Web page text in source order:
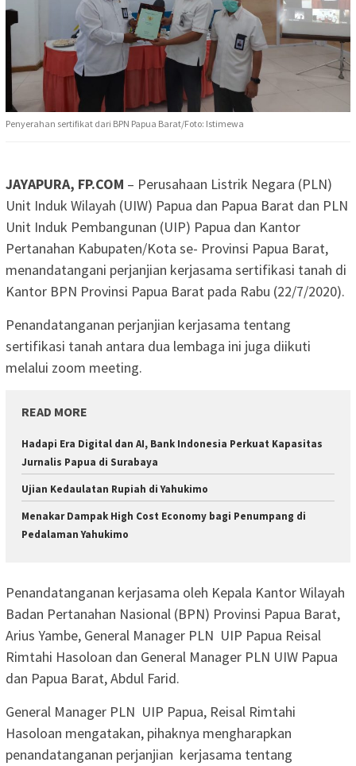
Penyerahan sertifikat dari BPN Papua Barat/Foto: Istimewa
JAYAPURA, FP.COM – Perusahaan Listrik Negara (PLN)
Unit Induk Wilayah (UIW) Papua dan Papua Barat dan PLN
Unit Induk Pembangunan (UIP) Papua dan Kantor
Pertanahan Kabupaten/Kota se- Provinsi Papua Barat,
menandatangani perjanjian kerjasama sertifikasi tanah di
Kantor BPN Provinsi Papua Barat pada Rabu (22/7/2020).
Penandatanganan perjanjian kerjasama tentang
sertifikasi tanah antara dua lembaga ini juga diikuti
melalui zoom meeting.
READ MORE
Hadapi Era Digital dan AI, Bank Indonesia Perkuat Kapasitas
Jurnalis Papua di Surabaya
Ujian Kedaulatan Rupiah di Yahukimo
Menakar Dampak High Cost Economy bagi Penumpang di
Pedalaman Yahukimo
Penandatanganan kerjasama oleh Kepala Kantor Wilayah
Badan Pertanahan Nasional (BPN) Provinsi Papua Barat,
Arius Yambe, General Manager PLN UIP Papua Reisal
Rimtahi Hasoloan dan General Manager PLN UIW Papua
dan Papua Barat, Abdul Farid.
General Manager PLN UIP Papua, Reisal Rimtahi
Hasoloan mengatakan, pihaknya mengharapkan
penandatanganan perjanjian kerjasama tentang